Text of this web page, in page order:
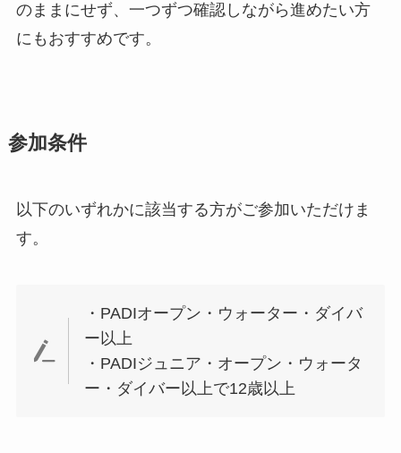
のままにせず、一つずつ確認しながら進めたい方
にもおすすめです。
参加条件
以下のいずれかに該当する方がご参加いただけま
す。
・PADIオープン・ウォーター・ダイバ
ー以上
・PADIジュニア・オープン・ウォータ
ー・ダイバー以上で12歳以上